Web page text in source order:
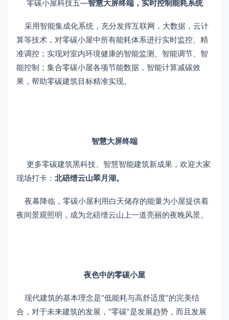
零碳小屋科技五—智慧大屏终端，实时控制能耗系统
采用智能集成化系统，充分发挥互联网，大数据，云计
算等技术，对零碳小屋中所有能耗体系进行实时监控、精
准调控；实现对室内环境健康的智能监测、智能调节、智
能控制；集合零碳小屋各项节能数据，智能计算减碳效
果，帮助零碳建筑目标精准实现。
智慧大屏终端
更多零碳建筑黑科技、智慧智能建筑新成果，欢迎大家
现场打卡： 北碚缙云山翠月湖。
夜幕降临，零碳小屋利用白天储存的能量为小屋提供着
夜间景观照明，成为北碚缙云山上一道亮丽的夜晚风景。
夜色中的零碳小屋
现代建筑的基本理念是“低能耗与高舒适度”的完美结
合，对于未来建筑的发展，“零碳”是发展趋势，而且发展